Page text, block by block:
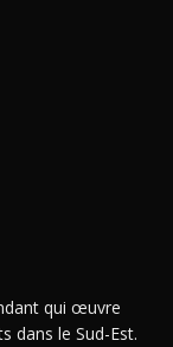
qui œuvre
dans le Sud-Est.